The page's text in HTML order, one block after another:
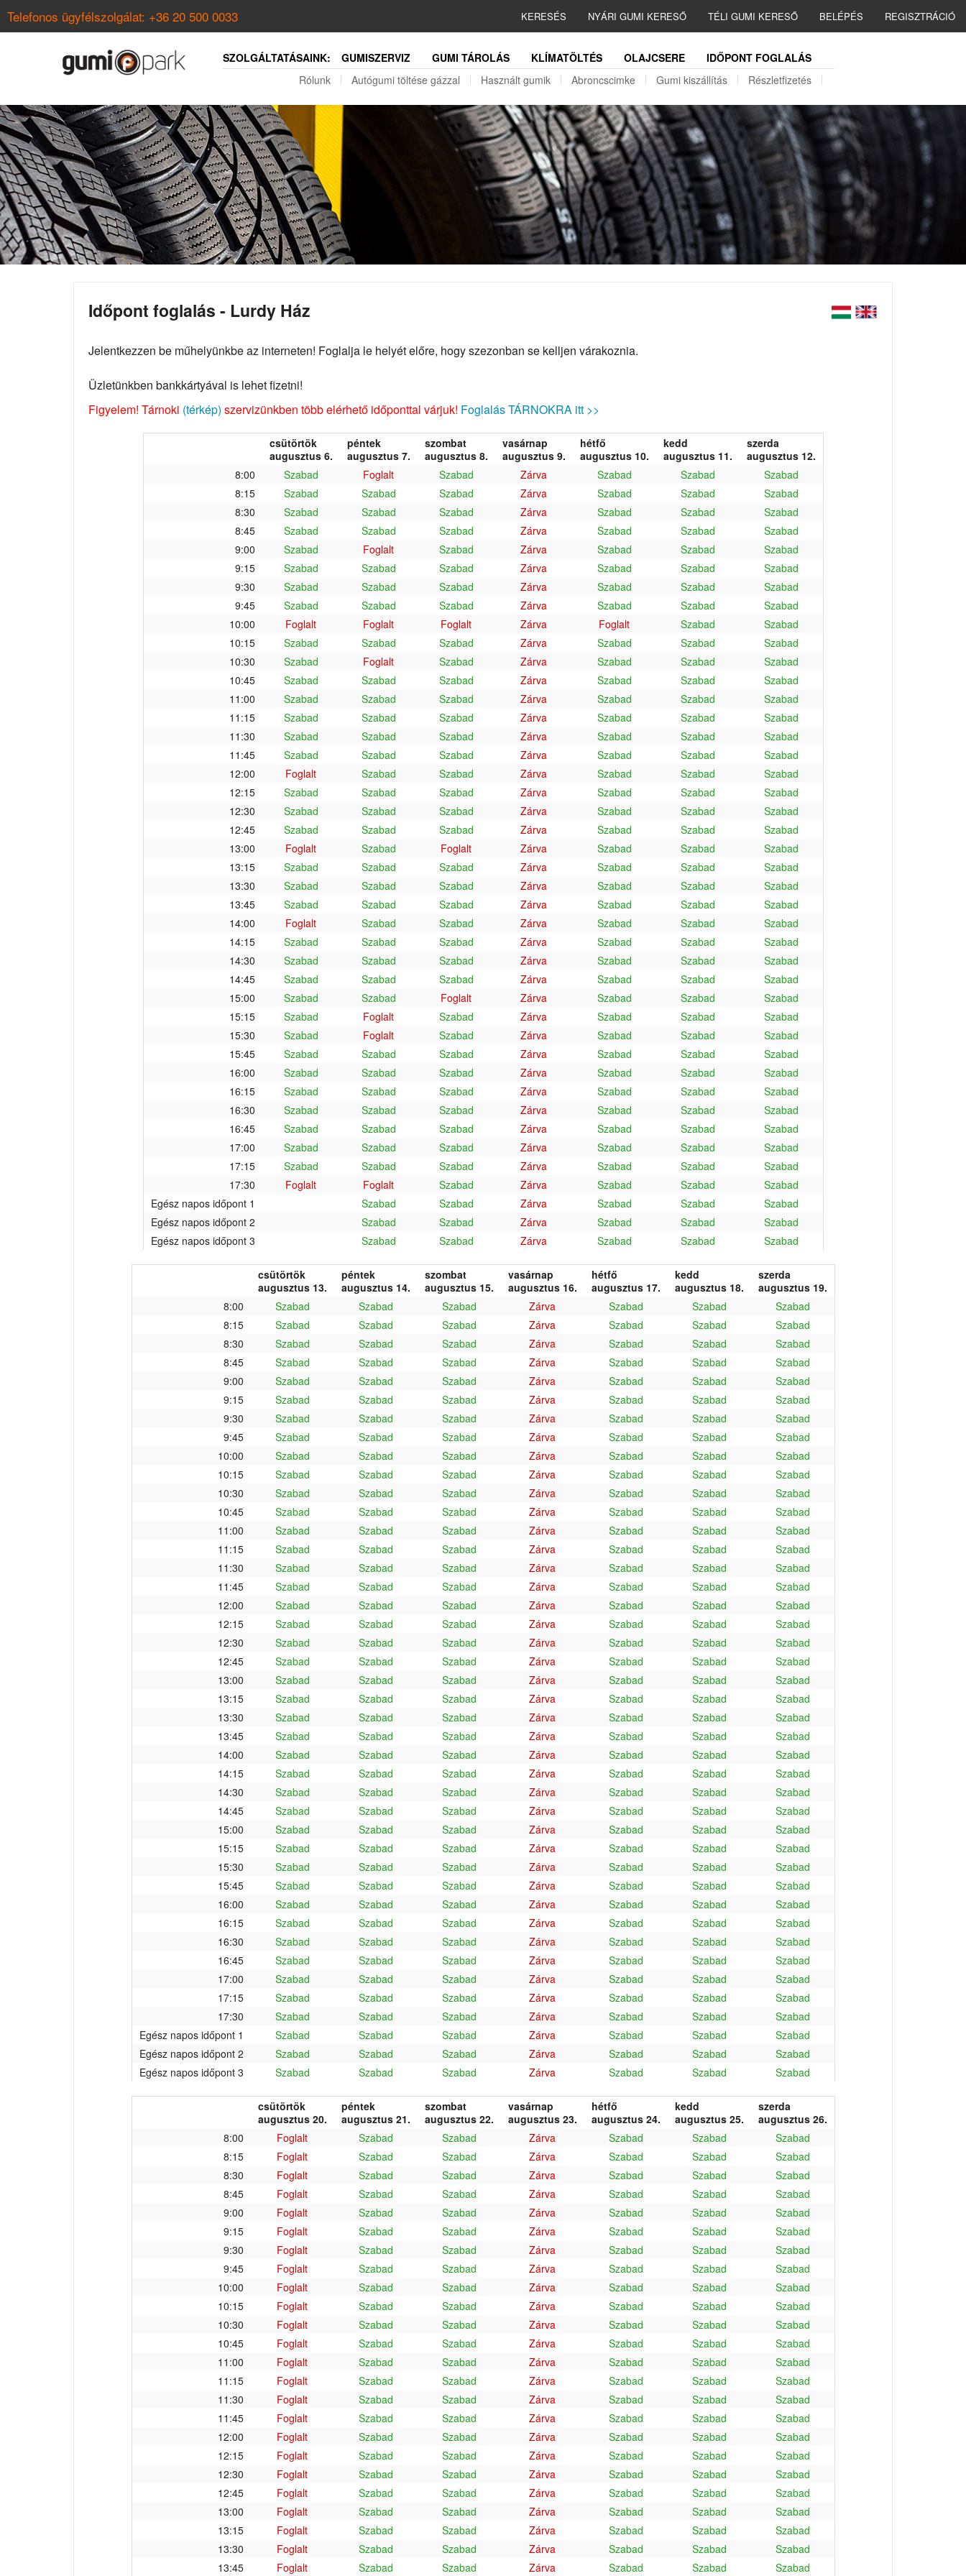
Telefonos ügyfélszolgálat: +36 20 500 0033 KERESÉS NYÁRI GUMI KERESŐ TÉLI GUMI KERESŐ BELÉPÉS REGISZTRÁCIÓ
SZOLGÁLTATÁSAINK: GUMISZERVIZ GUMI TÁROLÁS KLÍMATÖLTÉS OLAJCSERE
IDŐPONT FOGLALÁS
Rólunk
Autógumi töltése gázzal Használt gumik Abroncscimke Gumi kiszállítás Részletfizetés
Időpont foglalás - Lurdy Ház
Jelentkezzen be műhelyünkbe az interneten! Foglalja le helyét előre, hogy szezonban se kelljen várakoznia.
Üzletünkben bankkártyával is lehet fizetni!
Figyelem! Tárnoki (térkép) szervizünkben több elérhető időponttal várjuk! Foglalás TÁRNOKRA itt >>
csütörtök
augusztus 6.
péntek
augusztus 7.
szombat
augusztus 8.
vasárnap
augusztus 9.
hétfő
augusztus 10.
kedd
augusztus 11.
szerda
augusztus 12.
8:00
Szabad Foglalt Szabad Zárva Szabad Szabad
Szabad
8:15
Szabad Szabad Szabad Zárva Szabad Szabad
Szabad
8:30
Szabad Szabad Szabad Zárva Szabad Szabad
Szabad
8:45
Szabad Szabad Szabad Zárva Szabad Szabad
Szabad
9:00
Szabad Foglalt Szabad Zárva Szabad Szabad
Szabad
9:15
Szabad Szabad Szabad Zárva Szabad Szabad
Szabad
9:30
Szabad Szabad Szabad Zárva Szabad Szabad
Szabad
9:45
Szabad Szabad Szabad Zárva Szabad Szabad
Szabad
10:00
Foglalt Foglalt Foglalt Zárva Foglalt Szabad
Szabad
10:15
Szabad Szabad Szabad Zárva Szabad Szabad
Szabad
10:30
Szabad Foglalt Szabad Zárva Szabad Szabad
Szabad
10:45
Szabad Szabad Szabad Zárva Szabad Szabad
Szabad
11:00
Szabad Szabad Szabad Zárva Szabad Szabad
Szabad
11:15
Szabad Szabad Szabad Zárva Szabad Szabad
Szabad
11:30
Szabad Szabad Szabad Zárva Szabad Szabad
Szabad
11:45
Szabad Szabad Szabad Zárva Szabad Szabad
Szabad
12:00
Foglalt Szabad Szabad Zárva Szabad Szabad
Szabad
12:15
Szabad Szabad Szabad Zárva Szabad Szabad
Szabad
12:30
Szabad Szabad Szabad Zárva Szabad Szabad
Szabad
12:45
Szabad Szabad Szabad Zárva Szabad Szabad
Szabad
13:00
Foglalt Szabad Foglalt Zárva Szabad Szabad
Szabad
13:15
Szabad Szabad Szabad Zárva Szabad Szabad
Szabad
13:30
Szabad Szabad Szabad Zárva Szabad Szabad
Szabad
13:45
Szabad Szabad Szabad Zárva Szabad Szabad
Szabad
14:00
Foglalt Szabad Szabad Zárva Szabad Szabad
Szabad
14:15
Szabad Szabad Szabad Zárva Szabad Szabad
Szabad
14:30
Szabad Szabad Szabad Zárva Szabad Szabad
Szabad
14:45
Szabad Szabad Szabad Zárva Szabad Szabad
Szabad
15:00
Szabad Szabad Foglalt Zárva Szabad Szabad
Szabad
15:15
Szabad Foglalt Szabad Zárva Szabad Szabad
Szabad
15:30
Szabad Foglalt Szabad Zárva Szabad Szabad
Szabad
15:45
Szabad Szabad Szabad Zárva Szabad Szabad
Szabad
16:00
Szabad Szabad Szabad Zárva Szabad Szabad
Szabad
16:15
Szabad Szabad Szabad Zárva Szabad Szabad
Szabad
16:30
Szabad Szabad Szabad Zárva Szabad Szabad
Szabad
16:45
Szabad Szabad Szabad Zárva Szabad Szabad
Szabad
17:00
Szabad Szabad Szabad Zárva Szabad Szabad
Szabad
17:15
Szabad Szabad Szabad Zárva Szabad Szabad
Szabad
17:30
Foglalt Foglalt Szabad Zárva Szabad Szabad
Szabad
Egész napos időpont 1
Szabad Szabad Zárva Szabad Szabad
Szabad
Egész napos időpont 2
Szabad Szabad Zárva Szabad Szabad
Szabad
Egész napos időpont 3
Szabad Szabad Zárva Szabad Szabad Szabad
csütörtök
augusztus 13.
péntek
augusztus 14.
szombat
augusztus 15.
vasárnap
augusztus 16.
hétfő
augusztus 17.
kedd
augusztus 18.
szerda
augusztus 19.
8:00
Szabad Szabad Szabad Zárva Szabad Szabad
Szabad
8:15
Szabad Szabad Szabad Zárva Szabad Szabad
Szabad
8:30
Szabad Szabad Szabad Zárva Szabad Szabad
Szabad
8:45
Szabad Szabad Szabad Zárva Szabad Szabad
Szabad
9:00
Szabad Szabad Szabad Zárva Szabad Szabad
Szabad
9:15
Szabad Szabad Szabad Zárva Szabad Szabad
Szabad
9:30
Szabad Szabad Szabad Zárva Szabad Szabad
Szabad
9:45
Szabad Szabad Szabad Zárva Szabad Szabad
Szabad
10:00
Szabad Szabad Szabad Zárva Szabad Szabad
Szabad
10:15
Szabad Szabad Szabad Zárva Szabad Szabad
Szabad
10:30
Szabad Szabad Szabad Zárva Szabad Szabad
Szabad
10:45
Szabad Szabad Szabad Zárva Szabad Szabad
Szabad
11:00
Szabad Szabad Szabad Zárva Szabad Szabad
Szabad
11:15
Szabad Szabad Szabad Zárva Szabad Szabad
Szabad
11:30
Szabad Szabad Szabad Zárva Szabad Szabad
Szabad
11:45
Szabad Szabad Szabad Zárva Szabad Szabad
Szabad
12:00
Szabad Szabad Szabad Zárva Szabad Szabad
Szabad
12:15
Szabad Szabad Szabad Zárva Szabad Szabad
Szabad
12:30
Szabad Szabad Szabad Zárva Szabad Szabad
Szabad
12:45
Szabad Szabad Szabad Zárva Szabad Szabad
Szabad
13:00
Szabad Szabad Szabad Zárva Szabad Szabad
Szabad
13:15
Szabad Szabad Szabad Zárva Szabad Szabad
Szabad
13:30
Szabad Szabad Szabad Zárva Szabad Szabad
Szabad
13:45
Szabad Szabad Szabad Zárva Szabad Szabad
Szabad
14:00
Szabad Szabad Szabad Zárva Szabad Szabad
Szabad
14:15
Szabad Szabad Szabad Zárva Szabad Szabad
Szabad
14:30
Szabad Szabad Szabad Zárva Szabad Szabad
Szabad
14:45
Szabad Szabad Szabad Zárva Szabad Szabad
Szabad
15:00
Szabad Szabad Szabad Zárva Szabad Szabad
Szabad
15:15
Szabad Szabad Szabad Zárva Szabad Szabad
Szabad
15:30
Szabad Szabad Szabad Zárva Szabad Szabad
Szabad
15:45
Szabad Szabad Szabad Zárva Szabad Szabad
Szabad
16:00
Szabad Szabad Szabad Zárva Szabad Szabad
Szabad
16:15
Szabad Szabad Szabad Zárva Szabad Szabad
Szabad
16:30
Szabad Szabad Szabad Zárva Szabad Szabad
Szabad
16:45
Szabad Szabad Szabad Zárva Szabad Szabad
Szabad
17:00
Szabad Szabad Szabad Zárva Szabad Szabad
Szabad
17:15
Szabad Szabad Szabad Zárva Szabad Szabad
Szabad
17:30
Szabad Szabad Szabad Zárva Szabad Szabad
Szabad
Egész napos időpont 1
Szabad Szabad Szabad Zárva Szabad Szabad
Szabad
Egész napos időpont 2
Szabad Szabad Szabad Zárva Szabad Szabad
Szabad
Egész napos időpont 3
Szabad Szabad Szabad Zárva Szabad Szabad Szabad
csütörtök
augusztus 20.
péntek
augusztus 21.
szombat
augusztus 22.
vasárnap
augusztus 23.
hétfő
augusztus 24.
kedd
augusztus 25.
szerda
augusztus 26.
8:00
Foglalt Szabad Szabad Zárva Szabad Szabad
Szabad
8:15
Foglalt Szabad Szabad Zárva Szabad Szabad
Szabad
8:30
Foglalt Szabad Szabad Zárva Szabad Szabad
Szabad
8:45
Foglalt Szabad Szabad Zárva Szabad Szabad
Szabad
9:00
Foglalt Szabad Szabad Zárva Szabad Szabad
Szabad
9:15
Foglalt Szabad Szabad Zárva Szabad Szabad
Szabad
9:30
Foglalt Szabad Szabad Zárva Szabad Szabad
Szabad
9:45
Foglalt Szabad Szabad Zárva Szabad Szabad
Szabad
10:00
Foglalt Szabad Szabad Zárva Szabad Szabad
Szabad
10:15
Foglalt Szabad Szabad Zárva Szabad Szabad
Szabad
10:30
Foglalt Szabad Szabad Zárva Szabad Szabad
Szabad
10:45
Foglalt Szabad Szabad Zárva Szabad Szabad
Szabad
11:00
Foglalt Szabad Szabad Zárva Szabad Szabad
Szabad
11:15
Foglalt Szabad Szabad Zárva Szabad Szabad
Szabad
11:30
Foglalt Szabad Szabad Zárva Szabad Szabad
Szabad
11:45
Foglalt Szabad Szabad Zárva Szabad Szabad
Szabad
12:00
Foglalt Szabad Szabad Zárva Szabad Szabad
Szabad
12:15
Foglalt Szabad Szabad Zárva Szabad Szabad
Szabad
12:30
Foglalt Szabad Szabad Zárva Szabad Szabad
Szabad
12:45
Foglalt Szabad Szabad Zárva Szabad Szabad
Szabad
13:00
Foglalt Szabad Szabad Zárva Szabad Szabad
Szabad
13:15
Foglalt Szabad Szabad Zárva Szabad Szabad
Szabad
13:30
Foglalt Szabad Szabad Zárva Szabad Szabad
Szabad
13:45
Foglalt Szabad Szabad Zárva Szabad Szabad Szabad